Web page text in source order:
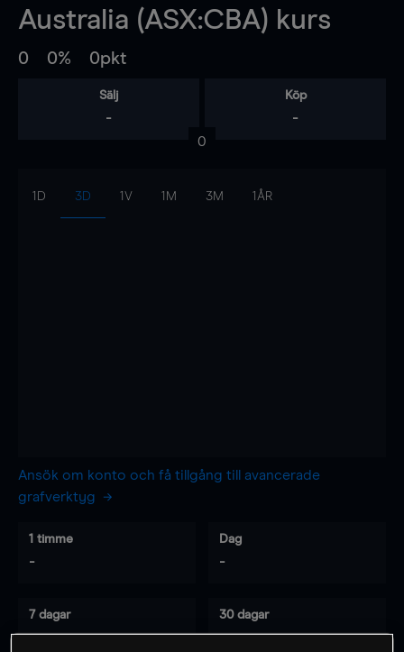
Australia (ASX:CBA) kurs
0 0% 0pkt
Sälj
-
Köp
-
0
1D 3D 1V 1M 3M 1ÅR
Ansök om konto och få tillgång till avancerade
grafverktyg
1 timme
-
Dag
-
7 dagar
-
30 dagar
-